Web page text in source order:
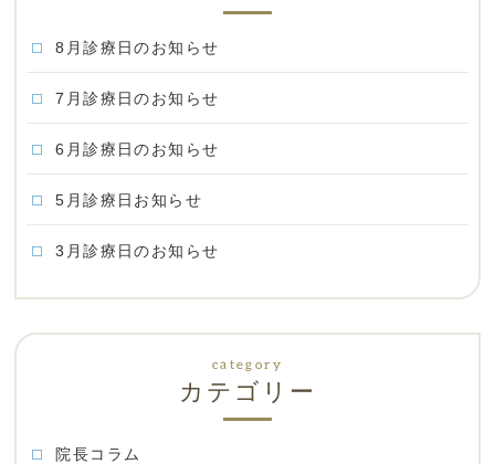
8月診療日のお知らせ
7月診療日のお知らせ
6月診療日のお知らせ
5月診療日お知らせ
3月診療日のお知らせ
カテゴリー
院長コラム